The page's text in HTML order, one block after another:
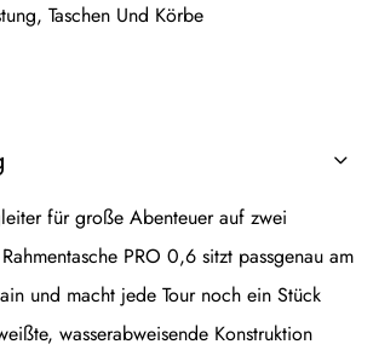
, Taschen Und Körbe
für große Abenteuer auf zwei
PRO 0,6 sitzt passgenau am
und macht jede Tour noch ein Stück
wasserabweisende Konstruktion